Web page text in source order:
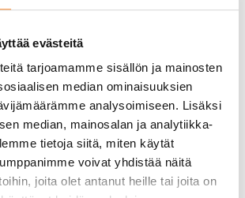
evästeitä
tarjoamamme sisällön ja mainosten
median ominaisuuksien
analysoimiseen. Lisäksi
median, mainosalan ja analytiikka-
tietoja siitä, miten käytät
voivat yhdistää näitä
joita olet antanut heille tai joita on
ja
-ohjeistus
tunnustaminen (OsTu)
tarkoittaa sitä,
opiskella uudestaan
osaatja josta sinulla on